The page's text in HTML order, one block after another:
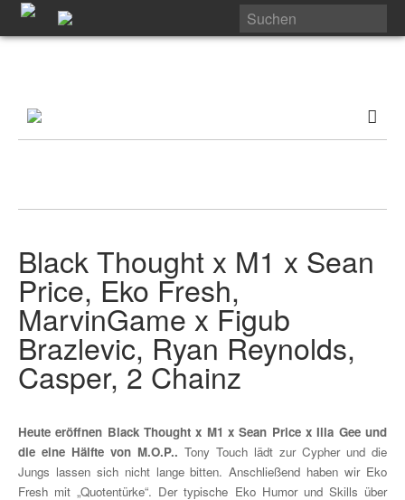
Black Thought x M1 x Sean
Price, Eko Fresh,
MarvinGame x Figub
Brazlevic, Ryan Reynolds,
Casper, 2 Chainz
Heute eröffnen Black Thought x M1 x Sean Price x Illa Gee und
die eine Hälfte von M.O.P.. Tony Touch lädt zur Cypher und die
Jungs lassen sich nicht lange bitten. Anschließend haben wir Eko
Fresh mit „Quotentürke“. Der typische Eko Humor und Skills über